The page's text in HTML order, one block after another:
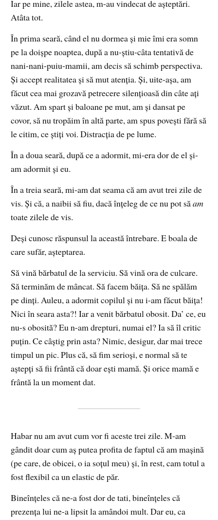
Iar pe mine, zilele astea, m-au vindecat de așteptări.
Atâta tot.
În prima seară, când el nu dormea și mie îmi era somn
pe la doișpe noaptea, după a nu-știu-câta tentativă de
nani-nani-puiu-mamii, am decis să schimb perspectiva.
Și accept realitatea și să mut atenția. Și, uite-așa, am
făcut cea mai grozavă petrecere silențioasă din câte ați
văzut. Am spart și baloane pe mut, am și dansat pe
covor, să nu tropăim în altă parte, am spus povești fără să
le citim, ce știți voi. Distracția de pe lume.
În a doua seară, după ce a adormit, mi-era dor de el și-
am adormit și eu.
În a treia seară, mi-am dat seama că am avut trei zile de
vis. Și că, a naibii să fiu, dacă înțeleg de ce nu pot săam
toate zilele de vis.
Deși cunosc răspunsul la această întrebare. E boala de
care sufăr, așteptarea.
Să vină bărbatul de la serviciu. Să vină ora de culcare.
Să terminăm de mâncat. Să facem băița. Să ne spălăm
pe dinți. Auleu, a adormit copilul și nu i-am făcut băița!
Nici în seara asta?! Iar a venit bărbatul obosit. Da’ ce, eu
nu-s obosită? Eu n-am drepturi, numai el? Ia să îl critic
puțin. Ce câștig prin asta? Nimic, desigur, dar mai trece
timpul un pic. Plus că, să fim serioși, e normal să te
aștepți să fii frântă că doar ești mamă. Și orice mamă e
frântă la un moment dat.
Habar nu am avut cum vor fi aceste trei zile. M-am
gândit doar cum aș putea profita de faptul că am mașină
(pe care, de obicei, o ia soțul meu) și, în rest, cam totul a
fost flexibil ca un elastic de păr.
Bineînțeles că ne-a fost dor de tati, bineînțeles că
prezența lui ne-a lipsit la amândoi mult. Dar eu, ca